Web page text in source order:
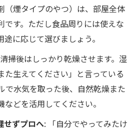
（煙タイプのやつ）は、部屋全体
です。ただし食品周りには使えな
に応じて選びましょう。
掃後はしっかり乾燥させます。湿
た生えてください」と言っている
で水気を取った後、自然乾燥また
どを活用してください。
せずプロへ: 「自分でやってみたけ